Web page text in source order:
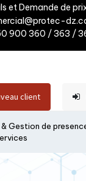
et Demande de
900 360 / 363 /
client
Gestion de